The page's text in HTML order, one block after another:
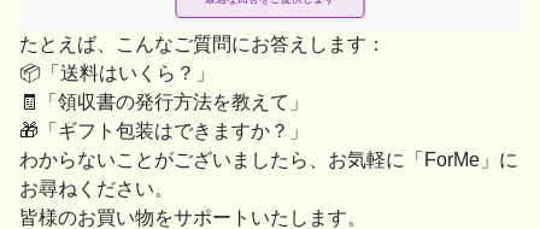
たとえば、こんなご質問にお答えします：
📦「送料はいくら？」
🧾「領収書の発行方法を教えて」
🎁「ギフト包装はできますか？」
わからないことがございましたら、お気軽に「ForMe」に
お尋ねください。
皆様のお買い物をサポートいたします。